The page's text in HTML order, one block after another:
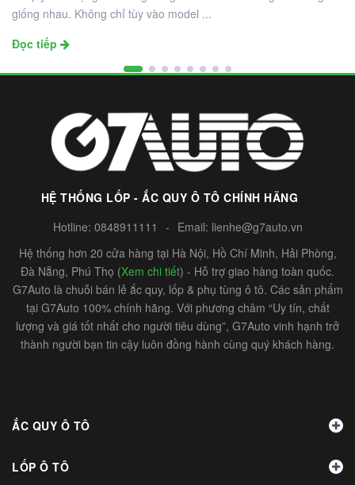
giống nhau. Không chỉ tùy vào model ...
Đọc tiếp
HỆ THỐNG LỐP - ẮC QUY Ô TÔ CHÍNH HÃNG
Hotline: 0848911111 - Email: lienhe@g7auto.vn
Hệ thống hơn 20 cửa hàng tại Hà Nội, Hồ Chí Minh, Hải Phòng,
Đà Nẵng, Phú Thọ (Xem chi tiết) - Hỗ trợ giao hàng toàn quốc.
G7Auto là chuỗi bán lẻ ắc quy, lốp & phụ tùng ô tô. Các sản phẩm
tại G7Auto 100% chính hãng. Với phương châm “Uy tín, chất
lượng và giá tốt nhất cho người tiêu dùng”, G7Auto vinh hạnh trở
thành người bạn tin cậy luôn đồng hành cùng quý khách hàng.
ẮC QUY Ô TÔ
LỐP Ô TÔ